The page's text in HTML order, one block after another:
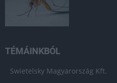
TÉMÁINKBÓL
Swietelsky Magyarország Kft.